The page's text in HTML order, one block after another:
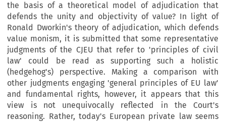
the basis of a theoretical model of adjudication that
defends the unity and objectivity of value? In light of
Ronald Dworkin's theory of adjudication, which defends
value monism, it is submitted that some representative
judgments of the CJEU that refer to 'principles of civil
law' could be read as supporting such a holistic
(hedgehog's) perspective. Making a comparison with
other judgments engaging 'general principles of EU law'
and fundamental rights, however, it appears that this
view is not unequivocally reflected in the Court's
reasoning. Rather, today's European private law seems